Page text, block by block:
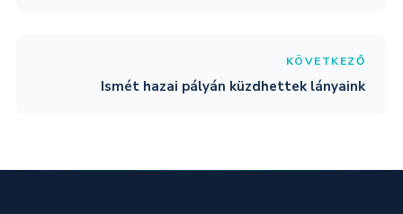
KÖVETKEZŐ
Ismét hazai pályán küzdhettek lányaink